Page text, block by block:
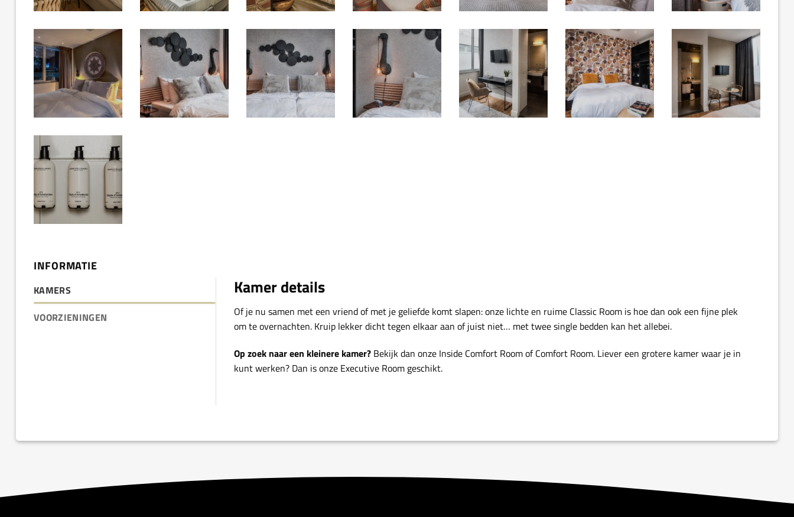
INFORMATIE
KAMERS
VOORZIENINGEN
Kamer details
Of je nu samen met een vriend of met je geliefde komt slapen: onze lichte en ruime Classic Room is hoe dan ook een fijne plek
om te overnachten. Kruip lekker dicht tegen elkaar aan of juist niet… met twee single bedden kan het allebei.
Op zoek naar een kleinere kamer?Bekijk dan onze Inside Comfort Room of Comfort Room. Liever een grotere kamer waar je in
kunt werken? Dan is onze Executive Room geschikt.